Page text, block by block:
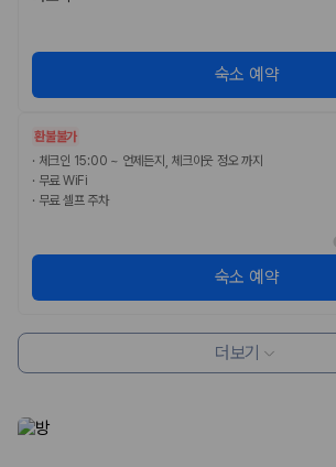
숙소 예약
환불불가
· 체크인 15:00 ~ 언제든지, 체크아웃 정오 까지
· 무료 WiFi
· 무료 셀프 주차
숙소 예약
더보기